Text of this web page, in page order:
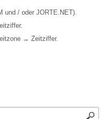
und / oder JORTE.NET).
→ Zeitziffer.